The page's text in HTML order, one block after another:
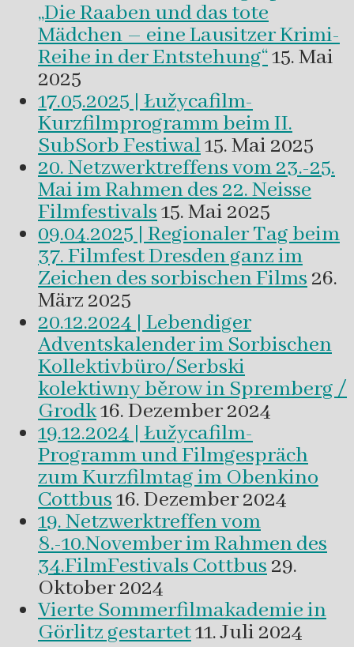
„Die Raaben und das tote
Mädchen – eine Lausitzer Krimi-
Reihe in der Entstehung“15. Mai
2025
17.05.2025 | Łužycafilm-
Kurzfilmprogramm beim II.
SubSorb Festiwal15. Mai 2025
20. Netzwerktreffens vom 23.-25.
Mai im Rahmen des 22. Neisse
Filmfestivals15. Mai 2025
09.04.2025 | Regionaler Tag beim
37. Filmfest Dresden ganz im
Zeichen des sorbischen Films26.
März 2025
20.12.2024 | Lebendiger
Adventskalender im Sorbischen
Kollektivbüro/Serbski
kolektiwny běrow in Spremberg /
Grodk16. Dezember 2024
19.12.2024 | Łužycafilm-
Programm und Filmgespräch
zum Kurzfilmtag im Obenkino
Cottbus16. Dezember 2024
19. Netzwerktreffen vom
8.-10.November im Rahmen des
34.FilmFestivals Cottbus29.
Oktober 2024
Vierte Sommerfilmakademie in
Görlitz gestartet11. Juli 2024